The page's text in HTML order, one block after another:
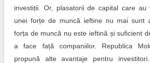
investiții. Or, plasatorii de capital care au
unei forțe de muncă ieftine nu mai sunt
forța de muncă nu este ieftină și suficient
a face față companiilor. Republica
propună alte avantaje pentru